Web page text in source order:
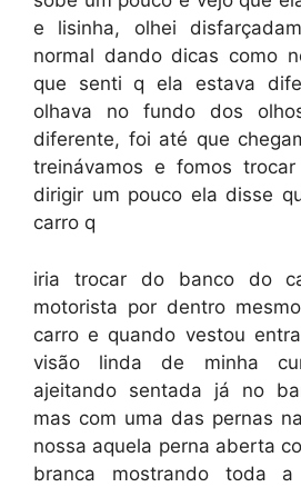
e lisinha, olhei
normal dando dicas como
que senti q ela estava
olhava no fundo dos
diferente, foi até que
treinávamos e fomos
dirigir um pouco ela disse
carro q
iria trocar do banco do
motorista por dentro
carro e quando vestou
visão linda de minha
ajeitando sentada já no
mas com uma das pernas
nossa aquela perna aberta
branca mostrando toda